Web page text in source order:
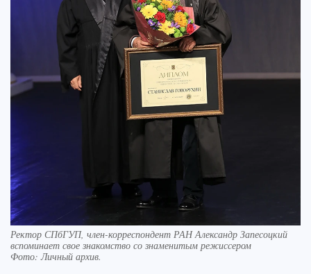
Ректор СПбГУП, член-корреспондент РАН Александр Запесоцкий
вспоминает свое знакомство со знаменитым режиссером
Фото:Личный архив.